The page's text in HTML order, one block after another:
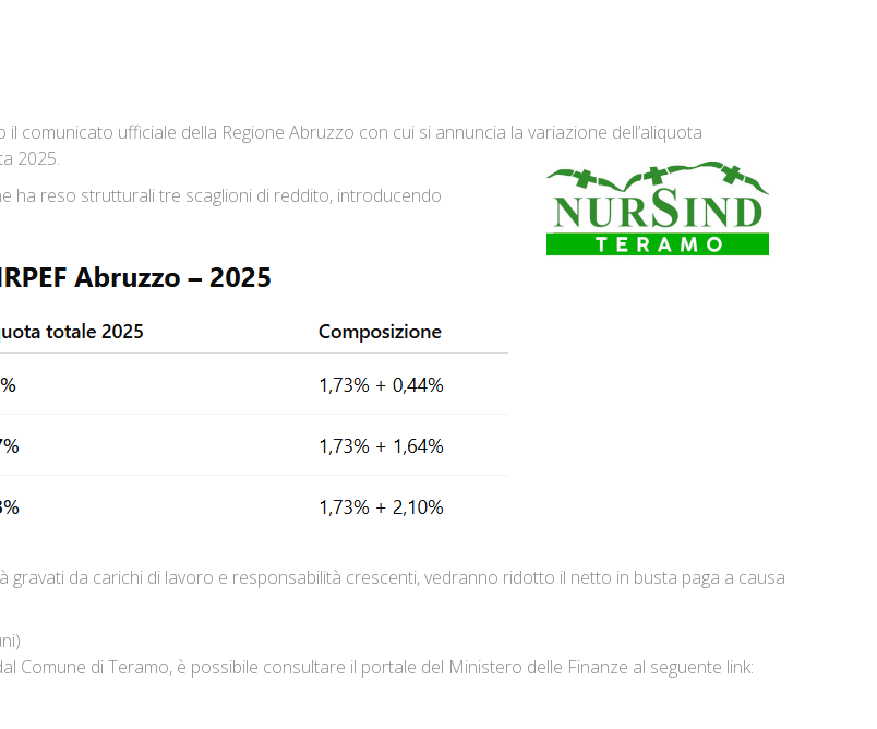
comunicato ufficiale della Regione Abruzzo con cui si annuncia la variazione dell’aliquota
2025.
ha reso strutturali tre scaglioni di reddito, introducendo
gravati da carichi di lavoro e responsabilità crescenti, vedranno ridotto il netto in busta paga a causa
Comune di Teramo, è possibile consultare il portale del Ministero delle Finanze al seguente link: